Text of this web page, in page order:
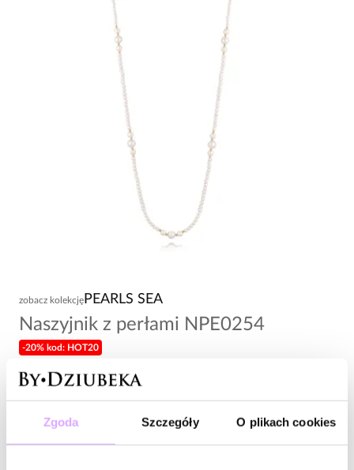
Zgoda Szczegóły O plikach cookies
zobacz kolekcję PEARLS SEA
Naszyjnik z perłami NPE0254
-20% kod: HOT20
98,00 zł
Zapytaj o produkt